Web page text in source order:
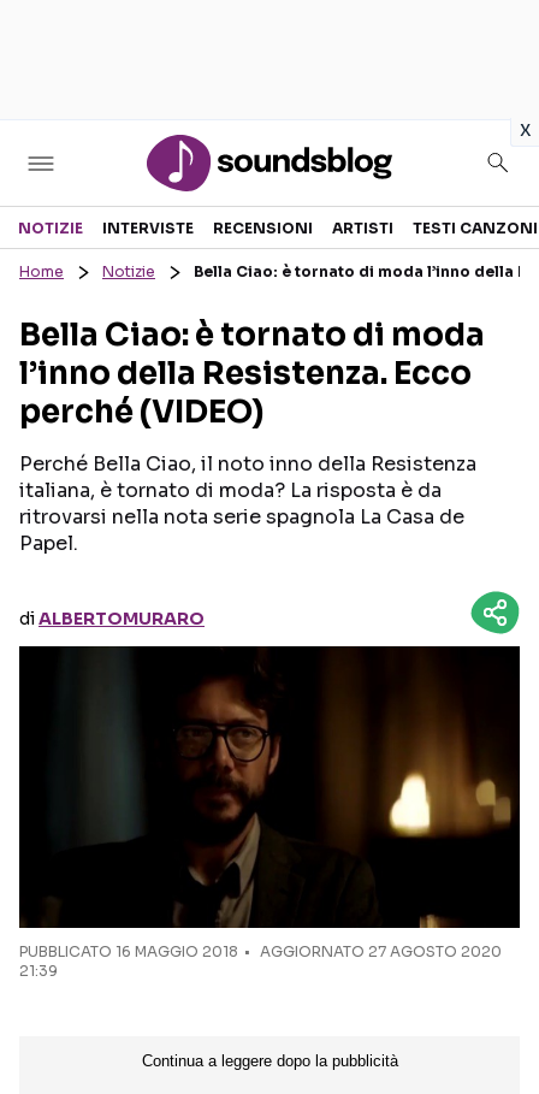
x
Sezioni
RECENSIONI MUSICALI
INTERVISTE
GOSSIP E CURIOSITÀ
TESTI CANZONI
TOUR ED EVENTI
NOTIZIE INTERVISTE RECENSIONI ARTISTI TESTI CANZONI
Home Notizie Bella Ciao: è tornato di moda l’inno della
Bella Ciao: è tornato di moda
l’inno della Resistenza. Ecco
perché (VIDEO)
Perché Bella Ciao, il noto inno della Resistenza
italiana, è tornato di moda? La risposta è da
ritrovarsi nella nota serie spagnola La Casa de
Papel.
diALBERTOMURARO
PUBBLICATO 16 MAGGIO 2018
AGGIORNATO 27 AGOSTO 2020
21:39